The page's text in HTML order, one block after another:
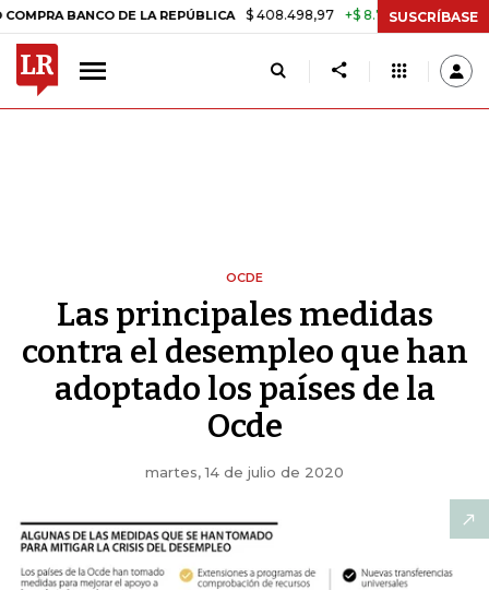
BANCO DE LA REPÚBLICA $ 408.498,97 +$ 8.753,81 +2,19% TASA
SUSCRÍBASE
OCDE
Las principales medidas
contra el desempleo que han
adoptado los países de la
Ocde
martes, 14 de julio de 2020